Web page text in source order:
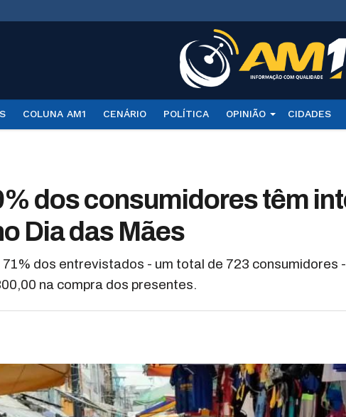
COLUNA AM1 CENÁRIO POLÍTICA OPINIÃO CIDADES
dos consumidores têm
Dia das Mães
dos entrevistados - um total de 723 consumidores
na compra dos presentes.